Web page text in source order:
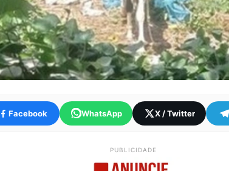
Facebook WhatsApp X / Twitter
PUBLICIDADE